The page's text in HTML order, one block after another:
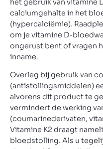
het gebruik van vitamine
calciumgehalte in het
(hypercalciëmie).
om je vitamine D-
ongerust bent of vragen
inname.
Overleg bij gebruik van
(antistollingsmiddelen)
alvorens dit product te
vermindert de werking
(coumarinederivaten,
Vitamine K2 draagt
bloedstolling. Als u